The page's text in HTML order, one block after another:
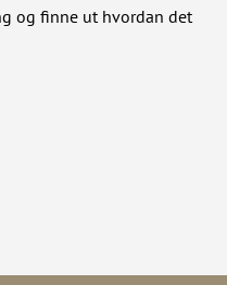
og finne ut hvordan det